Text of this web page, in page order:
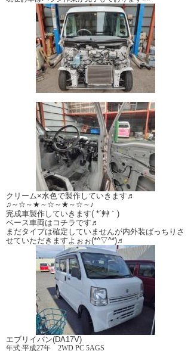
クリーム×水色で製作していきます♬
♫～☆～★～☆～★～☆～♪
完成車製作していきます( *´艸｀)
ベース車両はコチラです♬
まだタイプは確定していませんが内外装ばっちりさ
せていただきますよぉぉ(*^▽^*)♬
エブリイバン(DA17V)
年式:平成27年 2WD PC 5AGS